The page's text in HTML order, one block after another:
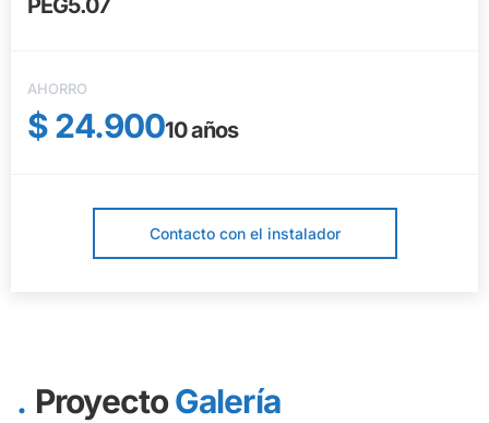
PEG5.07
AHORRO
$ 24.90010años
Contacto con el instalador
ProyectoGalería